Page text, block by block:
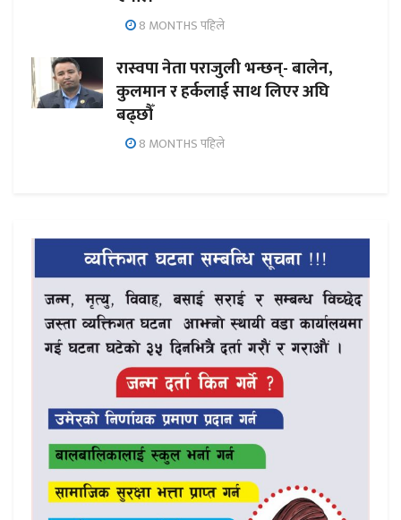
8 MONTHS पहिले
रास्वपा नेता पराजुली भन्छन्- बालेन,
कुलमान र हर्कलाई साथ लिएर अघि
बढ्छौँ
8 MONTHS पहिले